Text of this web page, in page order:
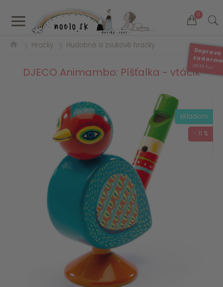
a 0
Doprava
od 35 Eur
Hračky Hudobné a zvukové hračky
DJECO Animambo: Píšťalka - vtáčik
skladom
- 11 %